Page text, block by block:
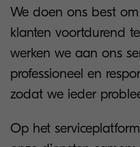
We doen ons best
klanten voortdurend
werken we aan ons
professioneel en
zodat we ieder
Op het